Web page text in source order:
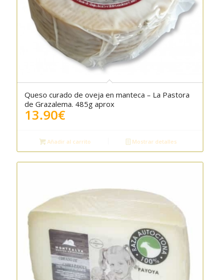
4.50
Queso curado de oveja en manteca – La Pastora
de Grazalema. 485g aprox
13.90€
Añadir al carrito Mostrar detalles